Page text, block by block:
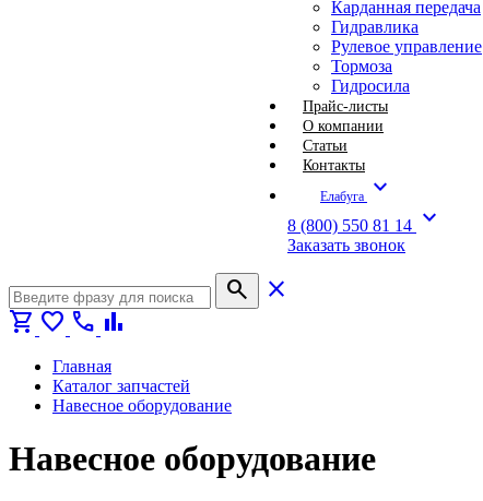
Карданная передача
Гидравлика
Рулевое управление
Тормоза
Гидросила
Прайс-листы
О компании
Статьи
Контакты
Елабуга expand_more
8 (800) 550 81 14 expand_more
Заказать звонок
search
close
shopping_cart favorite call bar_chart
Главная
Каталог запчастей
Навесное оборудование
Навесное оборудование